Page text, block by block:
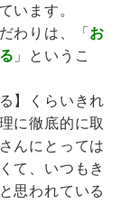
います。
わりは、「お
」というこ
】くらいきれ
に徹底的に取
んにとっては
て、いつもき
思われている